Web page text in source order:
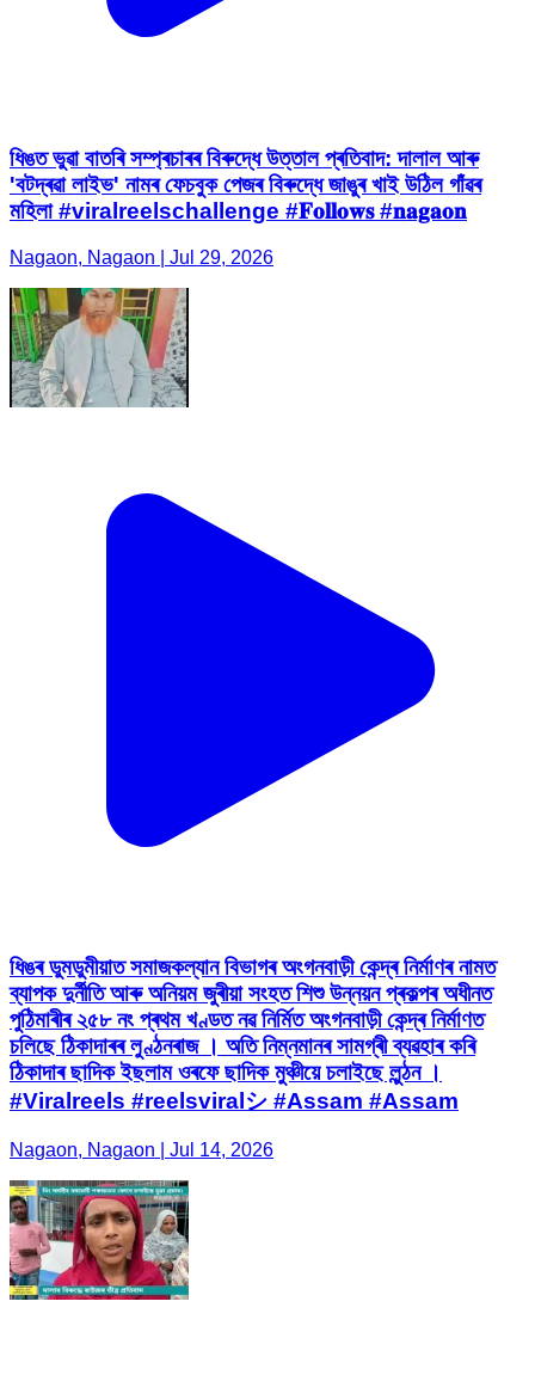
ধিঙত ভুৱা বাতৰি সম্প্ৰচাৰৰ বিৰুদ্ধে উত্তাল প্ৰতিবাদ: দালাল আৰু
'বটদ্ৰৱা লাইভ' নামৰ ফেচবুক পেজৰ বিৰুদ্ধে জাঙুৰ খাই উঠিল গাঁৱৰ
মহিলা #viralreelschallenge #𝐅𝐨𝐥𝐥𝐨𝐰𝐬 #𝐧𝐚𝐠𝐚𝐨𝐧
Nagaon, Nagaon | Jul 29, 2026
ধিঙৰ ডুমডুমীয়াত সমাজকল্যান বিভাগৰ অংগনবাড়ী কেন্দ্ৰ নিৰ্মাণৰ নামত
ব্যাপক দুৰ্নীতি আৰু অনিয়ম জুৰীয়া সংহত শিশু উন্নয়ন প্ৰকল্পৰ অধীনত
পুঠিমাৰীৰ ২৫৮ নং প্ৰথম খণ্ডত নৱ নিৰ্মিত অংগনবাড়ী কেন্দ্ৰ নিৰ্মাণত
চলিছে ঠিকাদাৰৰ লুণ্ঠনৰাজ । অতি নিম্নমানৰ সামগ্ৰী ব্যৱহাৰ কৰি
ঠিকাদাৰ ছাদিক ইছলাম ওৰফে ছাদিক মুঞ্চীয়ে চলাইছে লুন্ঠন ।
#Viralreels #reelsviralシ #Assam #Assam
Nagaon, Nagaon | Jul 14, 2026